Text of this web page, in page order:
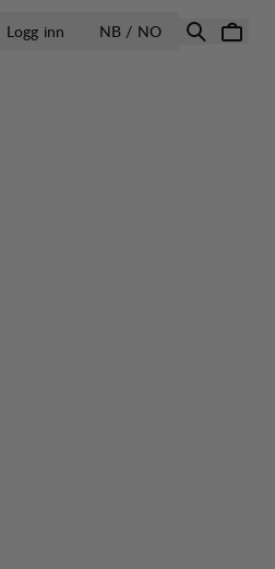
Logg inn NB / NOÅPNE VELG